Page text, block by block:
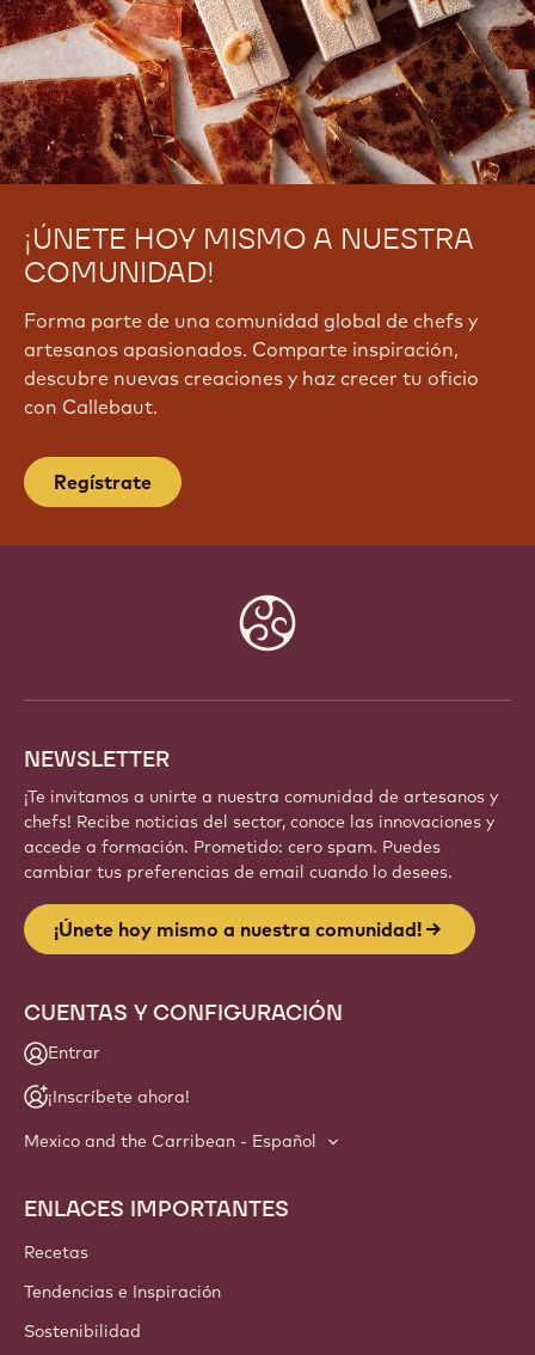
G
r
A
u
O
w
¡ÚNETE HOY MISMO A NUESTRA
COMUNIDAD!
Forma parte de una comunidad global de chefs y
artesanos apasionados. Comparte inspiración,
descubre nuevas creaciones y haz crecer tu oficio
con Callebaut.
Regístrate
NEWSLETTER
¡Te invitamos a unirte a nuestra comunidad de artesanos y
chefs! Recibe noticias del sector, conoce las innovaciones y
accede a formación. Prometido: cero spam. Puedes
cambiar tus preferencias de email cuando lo desees.
¡Únete hoy mismo a nuestra comunidad!
CUENTAS Y CONFIGURACIÓN
Entrar
¡Inscríbete ahora!
Mexico and the Carribean - Español
Footer
Callebaut
ENLACES IMPORTANTES
Recetas
Tendencias e Inspiración
Sostenibilidad